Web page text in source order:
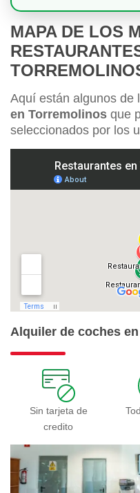
MAPA DE LOS
Aquí están algunos de
en Torremolinos que
seleccionados por los
Alquiler de coches
Sin tarjeta de
credito